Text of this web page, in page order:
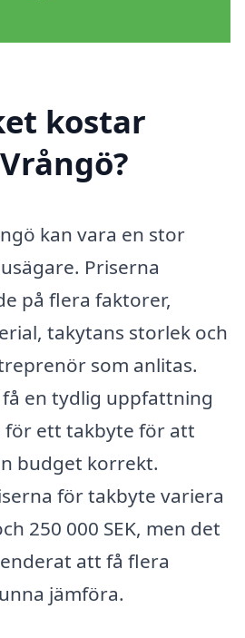
kostar
kan vara en stor
Priserna
på flera faktorer,
takytans storlek och
som anlitas.
en tydlig uppfattning
för ett takbyte för att
budget korrekt.
för takbyte variera
250 000 SEK, men det
att få flera
jämföra.